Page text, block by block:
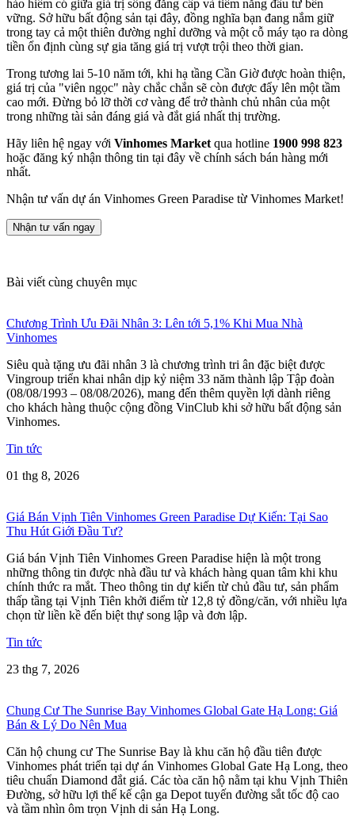
hảo hiếm có giữa giá trị sống đẳng cấp và tiềm năng đầu tư bền
vững. Sở hữu bất động sản tại đây, đồng nghĩa bạn đang nắm giữ
trong tay cả một thiên đường nghỉ dưỡng và một cỗ máy tạo ra dòng
tiền ổn định cùng sự gia tăng giá trị vượt trội theo thời gian.
Trong tương lai 5-10 năm tới, khi hạ tầng Cần Giờ được hoàn thiện,
giá trị của "viên ngọc" này chắc chắn sẽ còn được đẩy lên một tầm
cao mới. Đừng bỏ lỡ thời cơ vàng để trở thành chủ nhân của một
trong những tài sản đáng giá và đắt giá nhất thị trường.
Hãy liên hệ ngay với Vinhomes Market qua hotline 1900 998 823
hoặc đăng ký nhận thông tin tại đây về chính sách bán hàng mới
nhất.
Nhận tư vấn dự án Vinhomes Green Paradise từ Vinhomes Market!
Nhận tư vấn ngay
Bài viết cùng chuyên mục
Chương Trình Ưu Đãi Nhân 3: Lên tới 5,1% Khi Mua Nhà
Vinhomes
Siêu quà tặng ưu đãi nhân 3 là chương trình tri ân đặc biệt được
Vingroup triển khai nhân dịp kỷ niệm 33 năm thành lập Tập đoàn
(08/08/1993 – 08/08/2026), mang đến thêm quyền lợi dành riêng
cho khách hàng thuộc cộng đồng VinClub khi sở hữu bất động sản
Vinhomes.
Tin tức
01 thg 8, 2026
Giá Bán Vịnh Tiên Vinhomes Green Paradise Dự Kiến: Tại Sao
Thu Hút Giới Đầu Tư?
Giá bán Vịnh Tiên Vinhomes Green Paradise hiện là một trong
những thông tin được nhà đầu tư và khách hàng quan tâm khi khu
chính thức ra mắt. Theo thông tin dự kiến từ chủ đầu tư, sản phẩm
thấp tầng tại Vịnh Tiên khởi điểm từ 12,8 tỷ đồng/căn, với nhiều lựa
chọn từ liền kề đến biệt thự song lập và đơn lập.
Tin tức
23 thg 7, 2026
Chung Cư The Sunrise Bay Vinhomes Global Gate Hạ Long: Giá
Bán & Lý Do Nên Mua
Căn hộ chung cư The Sunrise Bay là khu căn hộ đầu tiên được
Vinhomes phát triển tại dự án Vinhomes Global Gate Hạ Long, theo
tiêu chuẩn Diamond đắt giá. Các tòa căn hộ nằm tại khu Vịnh Thiên
Đường, sở hữu lợi thế kế cận ga Depot tuyến đường sắt tốc độ cao
và tầm nhìn ôm trọn Vịnh di sản Hạ Long.